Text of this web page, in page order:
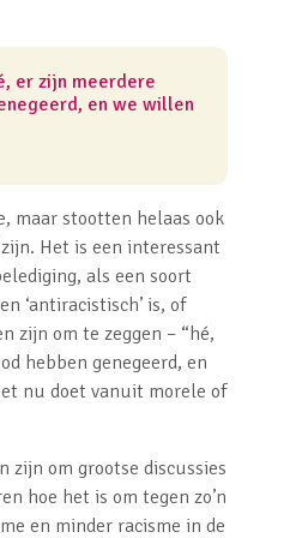
er zijn meerdere
en we willen
maar stootten helaas ook
Het is een interessant
als een soort
‘antiracistisch’ is, of
zijn om te zeggen – “hé,
hebben genegeerd, en
nu doet vanuit morele of
zijn om grootse discussies
hoe het is om tegen zo’n
en minder racisme in de